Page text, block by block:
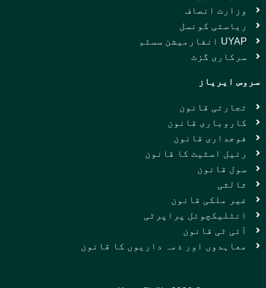
وزارت انصاف
ریاستی کونسل
UYAP انفارمیشن سسٹم
سرکاری گزٹ
سروس ایریاز
تجارتی قانون
کاروباری قانون
فوجداری قانون
رئیل اسٹیٹ کا قانون
سول قانون
ثالثی
غیر ملکی قانون
انٹلیکچوئل پراپرٹی
آئی ٹی قانون
معاہدوں اور ذمہ داریوں کا قانون